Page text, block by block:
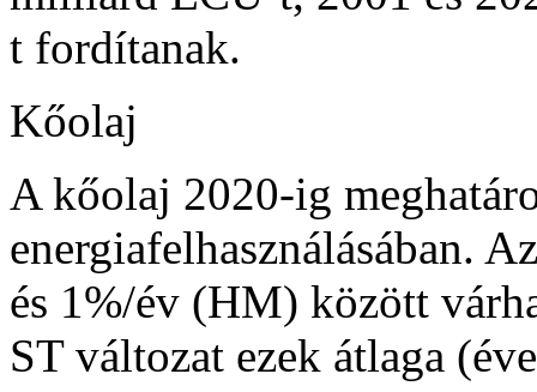
t fordítanak.
Kőolaj
A kőolaj 2020-ig
energiafelhasználásában.
és 1%/év (HM) között
ST változat ezek átlaga